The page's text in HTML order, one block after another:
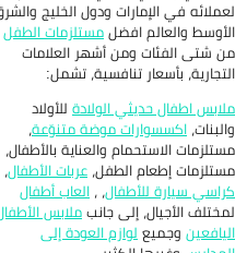
في الإمارات ودول الخليج والشرق
والعالم افضلمستلزمات الطفل
شتى الفئات ومن أشهر العلامات
بأسعار تنافسية، تشمل:
اطفال حديثي الولادةللأولاد
اكسسوارات موضة متنوّعة،
الاستحمام والعناية بالأطفال،
إطعام الطفل،عربات الأطفال،
سيارة للأطفال، ، العاب أطفال
الأجيال، إلى جانبملابس الأطفال
وجميعلوازم العودة إلى